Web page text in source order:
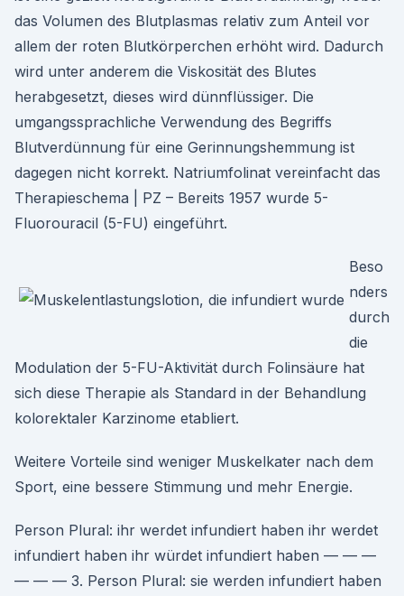
das Volumen des Blutplasmas relativ zum Anteil vor
allem der roten Blutkörperchen erhöht wird. Dadurch
wird unter anderem die Viskosität des Blutes
herabgesetzt, dieses wird dünnflüssiger. Die
umgangssprachliche Verwendung des Begriffs
Blutverdünnung für eine Gerinnungshemmung ist
dagegen nicht korrekt. Natriumfolinat vereinfacht das
Therapieschema | PZ – Bereits 1957 wurde 5-
Fluorouracil (5-FU) eingeführt.
Beso
nders
durch
die
Modulation der 5-FU-Aktivität durch Folinsäure hat
sich diese Therapie als Standard in der Behandlung
kolorektaler Karzinome etabliert.
Weitere Vorteile sind weniger Muskelkater nach dem
Sport, eine bessere Stimmung und mehr Energie.
Person Plural: ihr werdet infundiert haben ihr werdet
infundiert haben ihr würdet infundiert haben — — —
— — — 3. Person Plural: sie werden infundiert haben